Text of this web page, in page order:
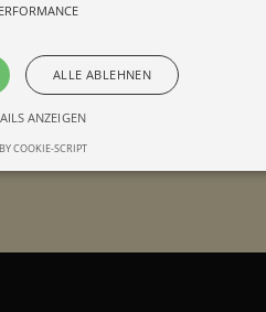
ALLE ABLEHNEN
ANZEIGEN
COOKIE-SCRIPT